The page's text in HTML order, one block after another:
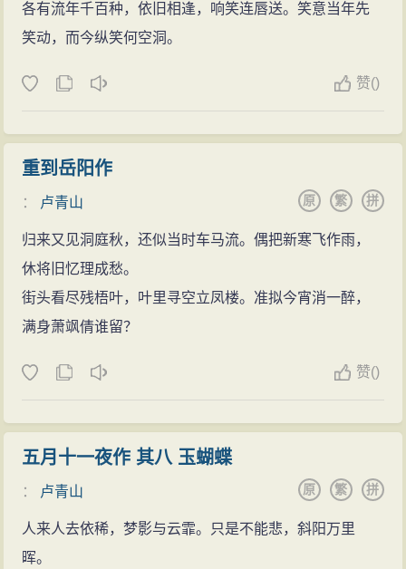
各有流年千百种，依旧相逢，响笑连唇送。笑意当年先
笑动，而今纵笑何空洞。
赞()
重到岳阳作
： 卢青山 拼
繁
原
归来又见洞庭秋，还似当时车马流。偶把新寒飞作雨，
休将旧忆理成愁。
街头看尽残梧叶，叶里寻空立凤楼。准拟今宵消一醉，
满身萧飒倩谁留？
赞()
五月十一夜作 其八 玉蝴蝶
： 卢青山 拼
繁
原
人来人去依稀，梦影与云霏。只是不能悲，斜阳万里
晖。